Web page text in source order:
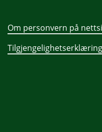
Om personvern på